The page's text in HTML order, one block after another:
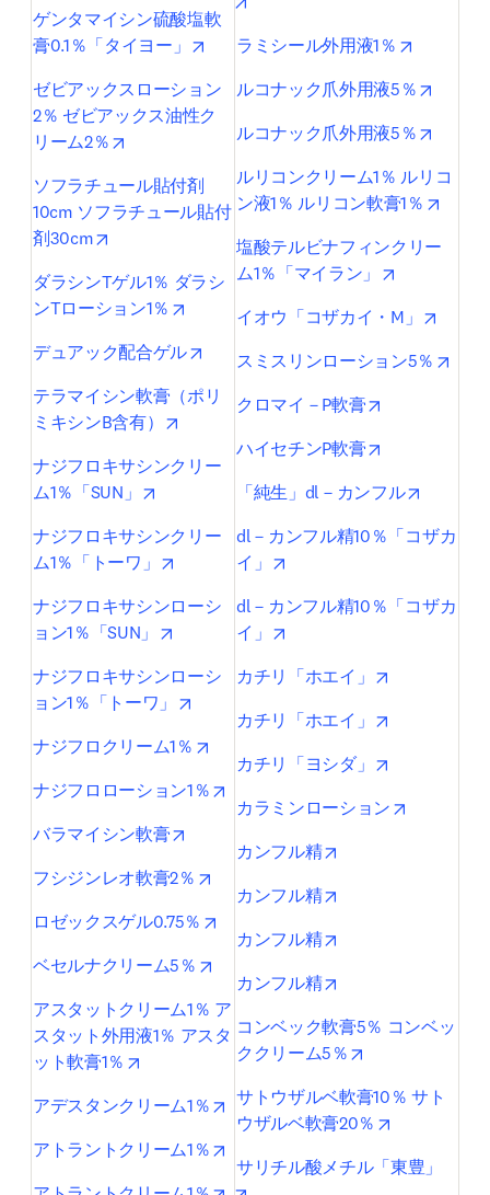
ゲンタマイシン硫酸塩軟
膏0.1％「タイヨー」
opens in new tab/window
ゼビアックスローション
2％ ゼビアックス油性ク
リーム2％
opens in new tab/window
ソフラチュール貼付剤
10cm ソフラチュール貼付
剤30cm
opens in new tab/window
ダラシンTゲル1％ ダラシ
ンTローション1％
opens in new tab/window
デュアック配合ゲル opens in new tab/window
テラマイシン軟膏（ポリ
ミキシンB含有）
opens in new tab/window
ナジフロキサシンクリー
ム1％「SUN」
opens in new tab/window
ナジフロキサシンクリー
ム1％「トーワ」
opens in new tab/window
ナジフロキサシンローシ
ョン1％「SUN」
opens in new tab/window
ナジフロキサシンローシ
ョン1％「トーワ」
ナジフロクリーム1％
ナジフロローション1％
バラマイシン軟膏
フシジンレオ軟膏2％
ロゼックスゲル0.75％
ベセルナクリーム5％
アスタットクリーム1％ ア
スタット外用液1％ アスタ
ット軟膏1％
opens in new tab/window
アデスタンクリーム1％ opens in new tab/window
アトラントクリーム1％
ラミシール外用液1％
ルコナック爪外用液5％
ルコナック爪外用液5％
ルリコンクリーム1％ ルリコ
ン液1％ ルリコン軟膏1％
塩酸テルビナフィンクリー
ム1％「マイラン」
イオウ「コザカイ・M」
スミスリンローション5％
クロマイ－P軟膏
ハイセチンP軟膏
「純生」dl－カンフル
dl－カンフル精10％「コザカ
イ」
dl－カンフル精10％「コザカ
イ」
カチリ「ホエイ」
カチリ「ホエイ」
カチリ「ヨシダ」
カラミンローション
カンフル精
カンフル精
カンフル精
カンフル精
コンベック軟膏5％ コンベッ
ククリーム5％
サトウザルベ軟膏10％ サト
ウザルベ軟膏20％
サリチル酸メチル「東豊」